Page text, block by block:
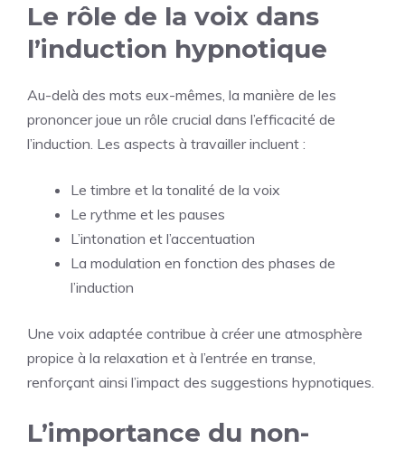
Le rôle de la voix dans
l’induction hypnotique
Au-delà des mots eux-mêmes, la manière de les
prononcer joue un rôle crucial dans l’efficacité de
l’induction. Les aspects à travailler incluent :
Le timbre et la tonalité de la voix
Le rythme et les pauses
L’intonation et l’accentuation
La modulation en fonction des phases de
l’induction
Une voix adaptée contribue à créer une atmosphère
propice à la relaxation et à l’entrée en transe,
renforçant ainsi l’impact des suggestions hypnotiques.
L’importance du non-